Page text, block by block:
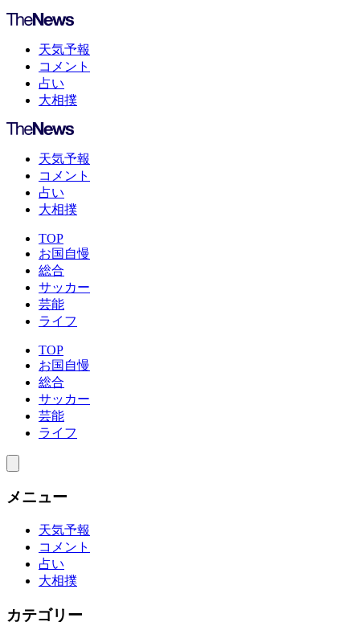
天気予報
コメント
占い
大相撲
天気予報
コメント
占い
大相撲
TOP
お国自慢
総合
サッカー
芸能
ライフ
TOP
お国自慢
総合
サッカー
芸能
ライフ
メニュー
天気予報
コメント
占い
大相撲
カテゴリー